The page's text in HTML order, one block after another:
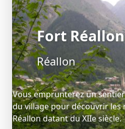
Fort Réallon
Réallon
Vous emprunterez un sentier
du village pour découvrir
Réallon datant du XIIe siècle.